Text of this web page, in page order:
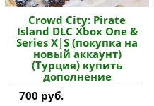
Crowd City: Pirate
Island DLC Xbox One &
Series X|S (покупка на
новый аккаунт)
(Турция) купить
дополнение
700 руб.